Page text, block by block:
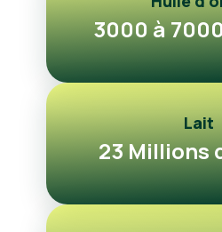
3000 à
Lait
23 Millions